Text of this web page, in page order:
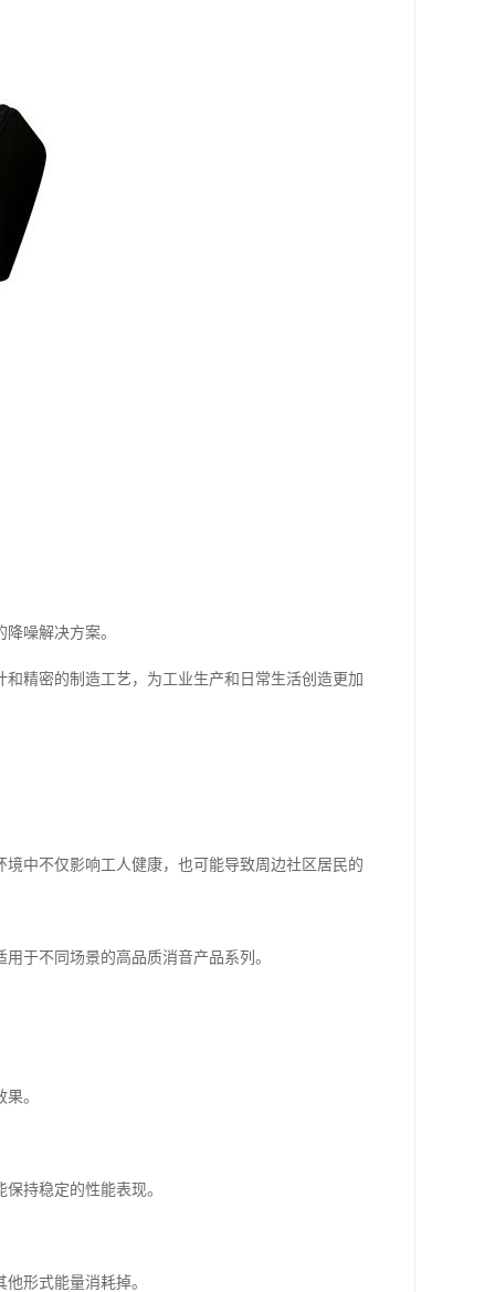
噪解决方案。
精密的制造工艺，为工业生产和日常生活创造更加
中不仅影响工人健康，也可能导致周边社区居民的
于不同场景的高品质消音产品系列。
。
持稳定的性能表现。
形式能量消耗掉。